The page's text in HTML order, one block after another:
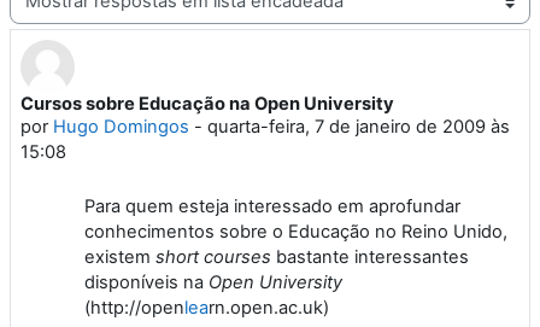
Modo de visualização
Cursos sobre Educação na Open University
por Hugo Domingos - quarta-feira, 7 de janeiro de 2009 às
15:08
Número de respostas: 0
Para quem esteja interessado em aprofundar
conhecimentos sobre o Educação no Reino Unido,
existem short courses bastante interessantes
disponíveis na Open University
(http://openlearn.open.ac.uk)